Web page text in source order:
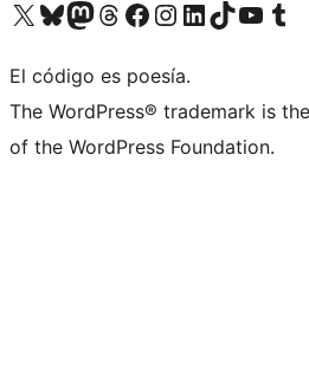
Visit our X (formerly Twitter) account
Visit our Bluesky account
Visit our Mastodon account
Visit our Threads account
Visita nuestra página de Facebook
Visita nuestra cuenta de Instagram
Visita nuestra cuenta de LinkedIn
Visit our TikTok account
Visita nuestro canal
Visit our
El código es poesía.
The WordPress® trademark is
of the WordPress Foundation.